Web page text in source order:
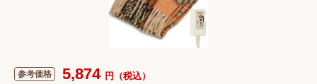
5,874